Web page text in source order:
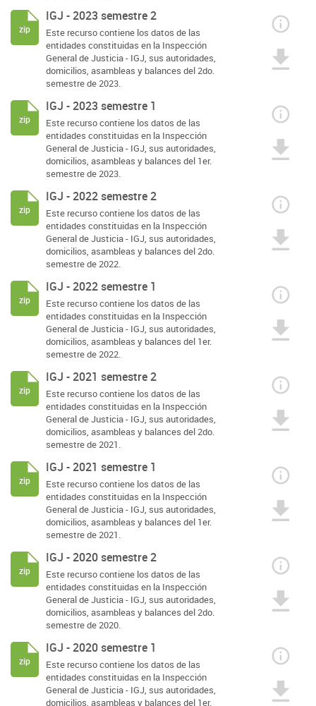
IGJ - 2023 semestre 2
Este recurso contiene los datos de las
entidades constituidas en la Inspección
General de Justicia - IGJ, sus autoridades,
domicilios, asambleas y balances del 2do.
semestre de 2023.
zip
IGJ - 2023 semestre 1
Este recurso contiene los datos de las
entidades constituidas en la Inspección
General de Justicia - IGJ, sus autoridades,
domicilios, asambleas y balances del 1er.
semestre de 2023.
zip
IGJ - 2022 semestre 2
Este recurso contiene los datos de las
entidades constituidas en la Inspección
General de Justicia - IGJ, sus autoridades,
domicilios, asambleas y balances del 2do.
semestre de 2022.
zip
IGJ - 2022 semestre 1
Este recurso contiene los datos de las
entidades constituidas en la Inspección
General de Justicia - IGJ, sus autoridades,
domicilios, asambleas y balances del 1er.
semestre de 2022.
zip
IGJ - 2021 semestre 2
Este recurso contiene los datos de las
entidades constituidas en la Inspección
General de Justicia - IGJ, sus autoridades,
domicilios, asambleas y balances del 2do.
semestre de 2021.
zip
IGJ - 2021 semestre 1
Este recurso contiene los datos de las
entidades constituidas en la Inspección
General de Justicia - IGJ, sus autoridades,
domicilios, asambleas y balances del 1er.
semestre de 2021.
zip
IGJ - 2020 semestre 2
Este recurso contiene los datos de las
entidades constituidas en la Inspección
General de Justicia - IGJ, sus autoridades,
domicilios, asambleas y balances del 2do.
semestre de 2020.
zip
IGJ - 2020 semestre 1
Este recurso contiene los datos de las
entidades constituidas en la Inspección
General de Justicia - IGJ, sus autoridades,
domicilios, asambleas y balances del 1er.
zip